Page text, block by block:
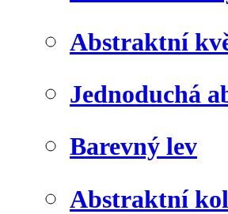
Abstraktní
Jednoduchá
Barevný lev
Abstraktní